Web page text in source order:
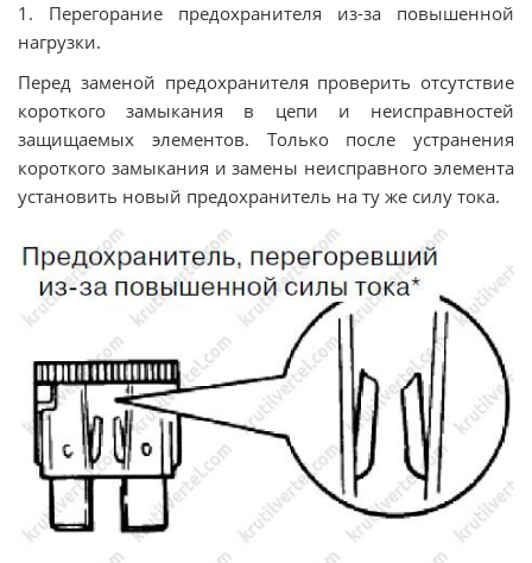
1. Перегорание предохранителя из-за повышенной
нагрузки.
Перед заменой предохранителя проверить отсутствие
короткого замыкания в цепи и неисправностей
защищаемых элементов. Только после устранения
короткого замыкания и замены неисправного элемента
установить новый предохранитель на ту же силу тока.